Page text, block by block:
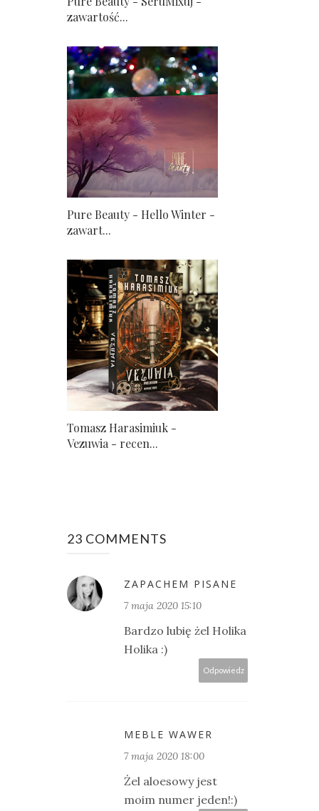
zawartość...
Pure Beauty - Hello Winter -
zawart...
Tomasz Harasimiuk -
Vezuwia - recen...
23 COMMENTS
ZAPACHEM PISANE
7 maja 2020 15:10
Bardzo lubię żel Holika
Holika :)
Odpowiedz
MEBLE WAWER
7 maja 2020 18:00
Żel aloesowy jest
moim numer jeden!:)